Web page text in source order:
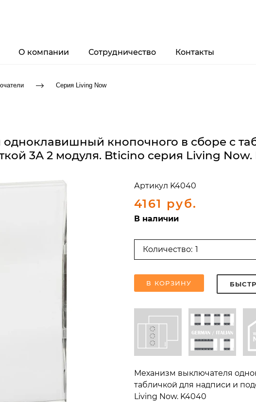
О компании Сотрудничество Контакты
Серия Living Now
кнопочного в сборе с
3А 2 модуля. Bticino серия Living Now.
Артикул K4040
4161 руб.
В наличии
Количество:
В КОРЗИНУ
Механизм выключателя
табличкой для надписи и
Living Now. K4040